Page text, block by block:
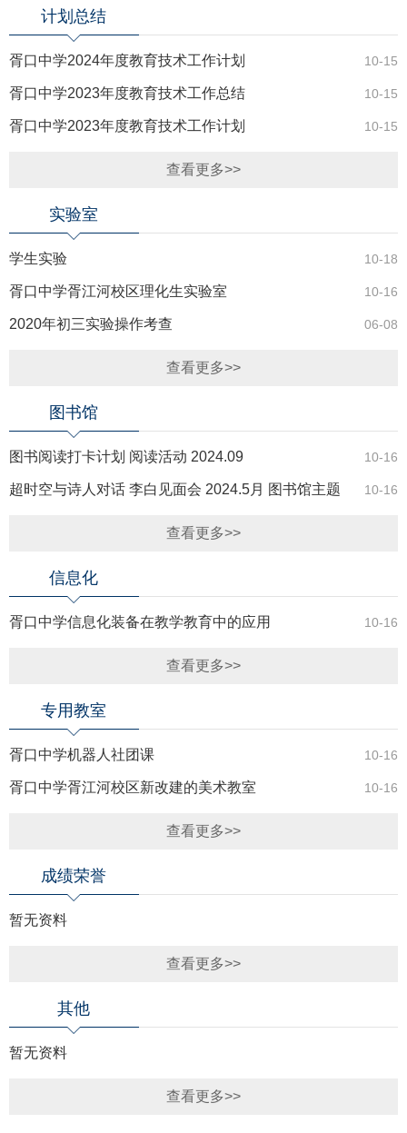
计划总结
10-15
胥口中学2024年度教育技术工作计划
10-15
胥口中学2023年度教育技术工作总结
10-15
胥口中学2023年度教育技术工作计划
查看更多>>
实验室
10-18
学生实验
10-16
胥口中学胥江河校区理化生实验室
06-08
2020年初三实验操作考查
查看更多>>
图书馆
10-16
图书阅读打卡计划 阅读活动 2024.09
10-16
超时空与诗人对话 李白见面会 2024.5月 图书馆主题
查看更多>>
信息化
10-16
胥口中学信息化装备在教学教育中的应用
查看更多>>
专用教室
10-16
胥口中学机器人社团课
10-16
胥口中学胥江河校区新改建的美术教室
查看更多>>
成绩荣誉
暂无资料
查看更多>>
其他
暂无资料
查看更多>>